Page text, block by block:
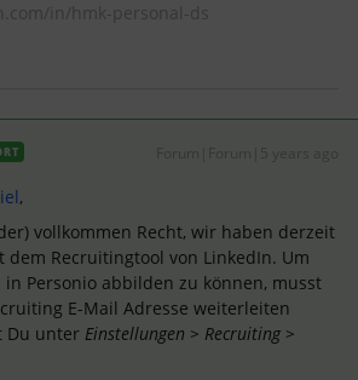
in/hmk-personal-ds
,
vollkommen Recht, wir haben derzeit
Recruitingtool von LinkedIn. Um
in Personio abbilden zu können, musst
E-Mail Adresse weiterleiten
Du unter Einstellungen > Recruiting >